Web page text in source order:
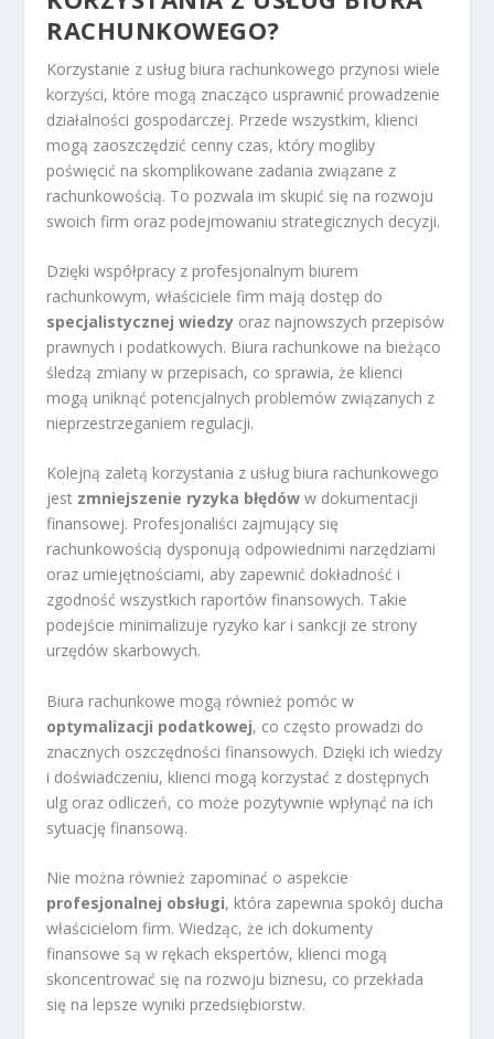
RACHUNKOWEGO?
Korzystanie z usług biura rachunkowego przynosi wiele
korzyści, które mogą znacząco usprawnić prowadzenie
działalności gospodarczej. Przede wszystkim, klienci
mogą zaoszczędzić cenny czas, który mogliby
poświęcić na skomplikowane zadania związane z
rachunkowością. To pozwala im skupić się na rozwoju
swoich firm oraz podejmowaniu strategicznych decyzji.
Dzięki współpracy z profesjonalnym biurem
rachunkowym, właściciele firm mają dostęp do
specjalistycznej wiedzy oraz najnowszych przepisów
prawnych i podatkowych. Biura rachunkowe na bieżąco
śledzą zmiany w przepisach, co sprawia, że klienci
mogą uniknąć potencjalnych problemów związanych z
nieprzestrzeganiem regulacji.
Kolejną zaletą korzystania z usług biura rachunkowego
jest zmniejszenie ryzyka błędów w dokumentacji
finansowej. Profesjonaliści zajmujący się
rachunkowością dysponują odpowiednimi narzędziami
oraz umiejętnościami, aby zapewnić dokładność i
zgodność wszystkich raportów finansowych. Takie
podejście minimalizuje ryzyko kar i sankcji ze strony
urzędów skarbowych.
Biura rachunkowe mogą również pomóc w
optymalizacji podatkowej, co często prowadzi do
znacznych oszczędności finansowych. Dzięki ich wiedzy
i doświadczeniu, klienci mogą korzystać z dostępnych
ulg oraz odliczeń, co może pozytywnie wpłynąć na ich
sytuację finansową.
Nie można również zapominać o aspekcie
profesjonalnej obsługi, która zapewnia spokój ducha
właścicielom firm. Wiedząc, że ich dokumenty
finansowe są w rękach ekspertów, klienci mogą
skoncentrować się na rozwoju biznesu, co przekłada
się na lepsze wyniki przedsiębiorstw.